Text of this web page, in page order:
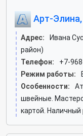
Арт-
Адрес:
Ивана
район)
Телефон:
+7-
Режим работы:
Особенности:
швейные.
картой. Наличный